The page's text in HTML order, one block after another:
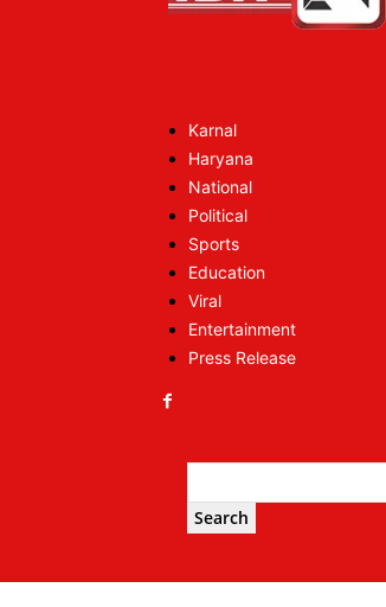
Karnal
Haryana
National
Political
Sports
Education
Viral
Entertainment
Press Release